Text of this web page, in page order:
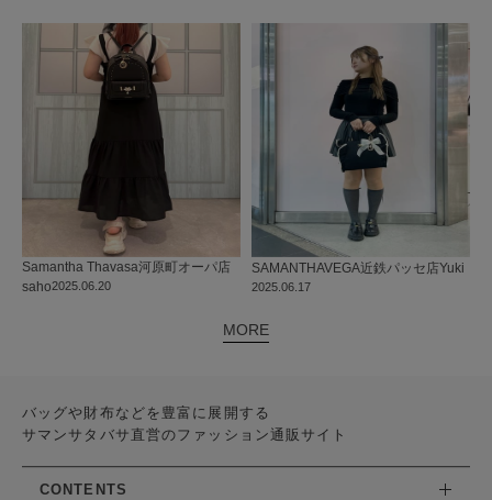
2025.06.20
Samantha Thavasa河原町オーパ店
saho
2025.06.17
SAMANTHAVEGA近鉄パッセ店Yuki
MORE
バッグや財布などを豊富に展開する
サマンサタバサ直営のファッション通販サイト
CONTENTS